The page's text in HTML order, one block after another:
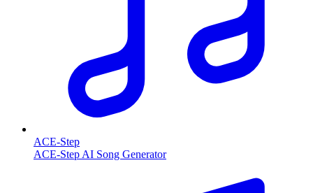
ACE-Step
ACE-Step AI Song Generator